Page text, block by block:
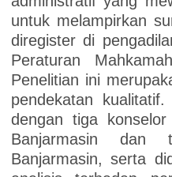
untuk melampirkan
diregister di
Peraturan
Penelitian ini
pendekatan
dengan tiga
Banjarmasin dan
Banjarmasin, serta